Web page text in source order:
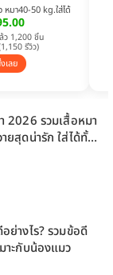
มา40-50 kg.ใส่ได้
ว 1,200 ชิ้น
รีวิว)
เลย
2026 รวมเสื้อหมา
ยสุดน่ารัก ใส่ได้ทั้ง
ญ่
ย่างไร? รวมข้อดี
าะกับน้องแมว